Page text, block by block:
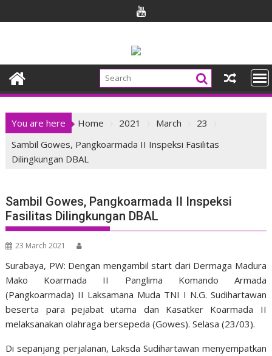
to
You are here Home 2021 March
23
Sambil Gowes, Pangkoarmada II Inspeksi Fasilitas
Dilingkungan DBAL
Sambil Gowes, Pangkoarmada II Inspeksi
Fasilitas Dilingkungan DBAL
23 March 2021
Surabaya, PW: Dengan mengambil start dari Dermaga Madura
Mako Koarmada II Panglima Komando Armada
(Pangkoarmada) II Laksamana Muda TNI I N.G. Sudihartawan
beserta para pejabat utama dan Kasatker Koarmada II
melaksanakan olahraga bersepeda (Gowes). Selasa (23/03).
Di sepanjang perjalanan, Laksda Sudihartawan menyempatkan